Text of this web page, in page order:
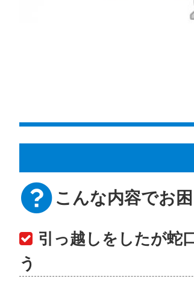
こんな内容でお
引っ越しをしたが蛇
う